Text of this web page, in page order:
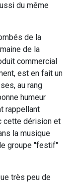
du même
de la
de la
commercial
est en fait un
au rang
humeur
rappellant
cette dérision et
la musique
groupe "festif"
très peu de